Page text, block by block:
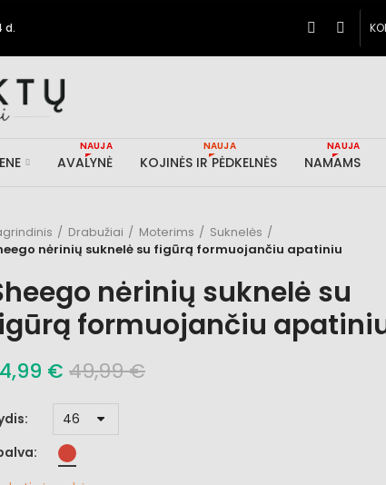
d.
AVALYNĖ
NAUJA
KOJINĖS IR PĖDKELNĖS
NAUJA
NAMAMS
NAUJA
Drabužiai Moterims
Suknelės
nėrinių suknelė su figūrą formuojančiu apatiniu
nėrinių suknelė su
formuojančiu
€ 49,99 €